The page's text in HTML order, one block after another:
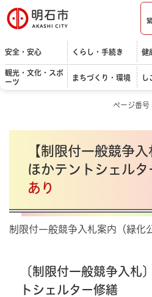
明石市
安全・安心 くらし・手続き 健
観光・文化・スポ
ーツ
まちづくり・環境 し
ページ番号
【制限付一般競争
ほかテントシェル
あり
制限付一般競争入札案内（緑化
〔制限付一般競争入札
トシェルター修繕